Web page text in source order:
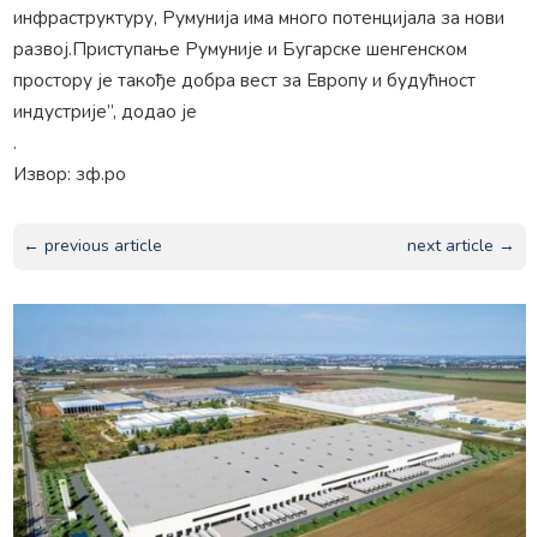
инфраструктуру, Румунија има много потенцијала за нови
развој.Приступање Румуније и Бугарске шенгенском
простору је такође добра вест за Европу и будућност
индустрије”, додао је
.
Извор: зф.ро
← previous article next article →